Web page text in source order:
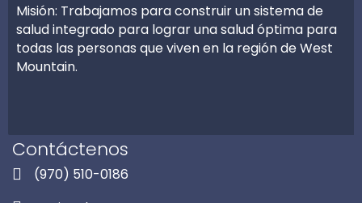
Misión: Trabajamos para construir un sistema de
salud integrado para lograr una salud óptima para
todas las personas que viven en la región de West
Mountain.
Contáctenos
(970) 510-0186